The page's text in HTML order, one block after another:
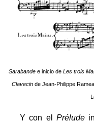
Sarabande e inicio deLes trois
Clavecinde Jean-Philippe
Y con el Prélude